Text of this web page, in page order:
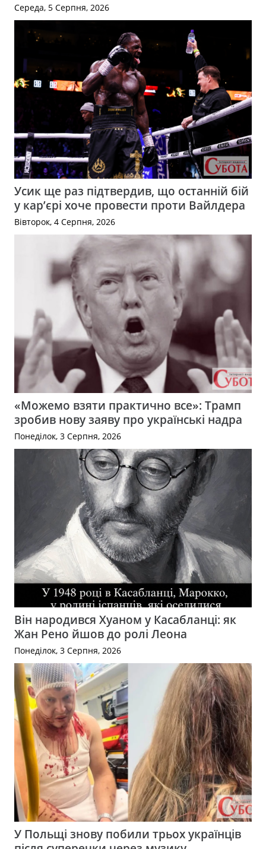
Середа, 5 Серпня, 2026
Усик ще раз підтвердив, що останній бій
у кар’єрі хоче провести проти Вайлдера
Вівторок, 4 Серпня, 2026
«Можемо взяти практично все»: Трамп
зробив нову заяву про українські надра
Понеділок, 3 Серпня, 2026
Він народився Хуаном у Касабланці: як
Жан Рено йшов до ролі Леона
Понеділок, 3 Серпня, 2026
У Польщі знову побили трьох українців